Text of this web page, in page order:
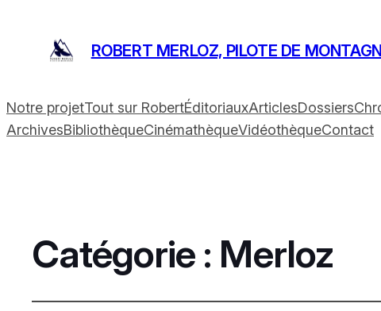
ROBERT MERLOZ, PILOTE DE
Notre projetTout sur RobertÉditoriauxArticlesDossiers
ArchivesBibliothèqueCinémathèqueVidéothèqueContact
Catégorie : Merloz